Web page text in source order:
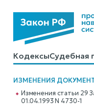
КодексыСудебная
Калькуляторы
ИЗМЕНЕНИЯ
Изменения статьи 29
01.04.1993 N 4730-1